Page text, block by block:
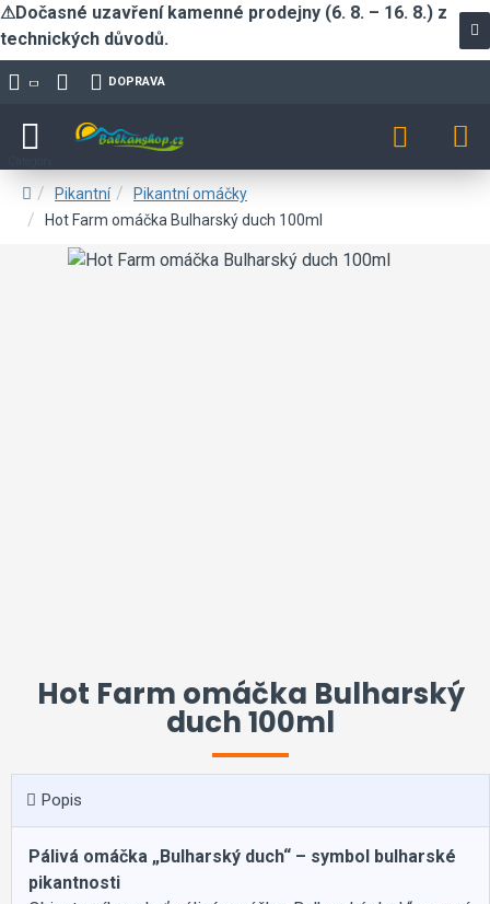
⚠Dočasné uzavření kamenné prodejny (6. 8. – 16. 8.) z
technických důvodů.
DOPRAVA
Pikantní
Pikantní omáčky
Hot Farm omáčka Bulharský duch 100ml
Hot Farm omáčka Bulharský
duch 100ml
Popis
Pálivá omáčka „Bulharský duch“ – symbol bulharské
pikantnosti